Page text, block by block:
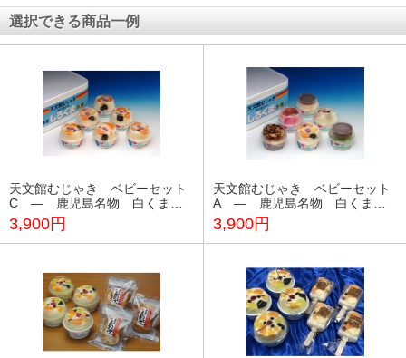
選択できる商品一例
天文館むじゃき ベビーセット
C ― 鹿児島名物 白くま
《かき氷》
3,900円
天文館むじゃき ベビーセット
A ― 鹿児島名物 白くま
《かき氷》
3,900円